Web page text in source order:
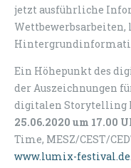
jetzt ausführliche
Wettbewerbsarbeiten,
Ein Höhepunkt des
der Auszeichnungen
digitalen Storytelling
25.06.2020 um 17.00
Time, MESZ/CEST/
www.lumix-festival.de.